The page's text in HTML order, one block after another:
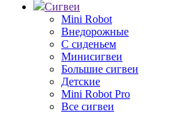
Сигвеи
Mini Robot
Внедорожные
С сиденьем
Минисигвеи
Большие сигвеи
Детские
Mini Robot Pro
Все сигвеи